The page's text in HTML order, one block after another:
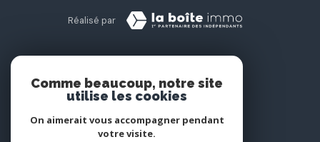
Réalisé par
Comme beaucoup, notre site
utilise les cookies
On aimerait vous accompagner pendant
votre visite.